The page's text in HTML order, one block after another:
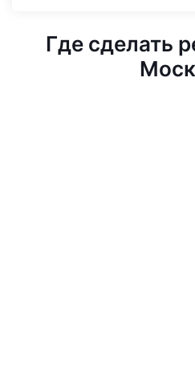
Где сделать